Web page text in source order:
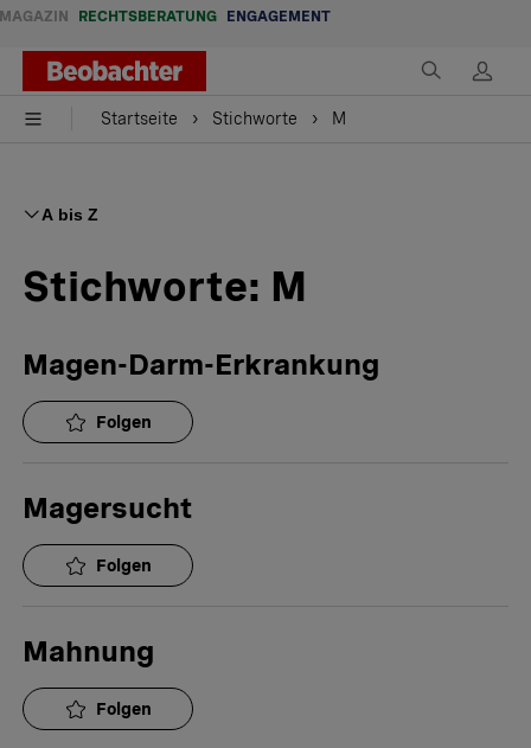
MAGAZIN RECHTSBERATUNG ENGAGEMENT
Startseite Stichworte M
A bis Z
Stichworte: M
Magen-Darm-Erkrankung
Folgen
Magersucht
Folgen
Mahnung
Folgen